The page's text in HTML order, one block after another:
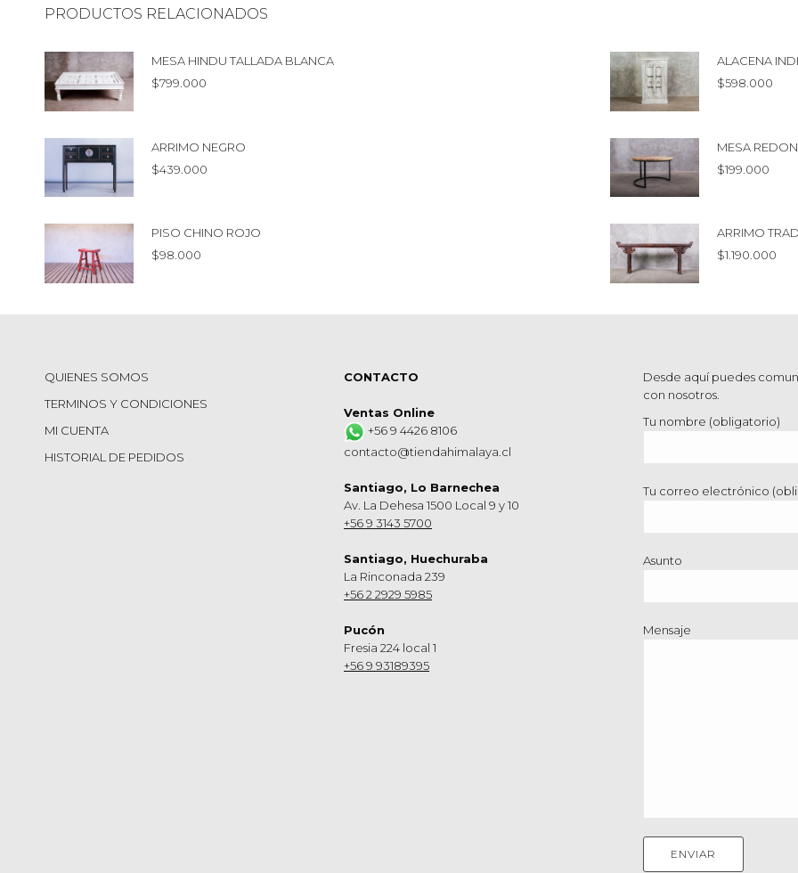
PRODUCTOS RELACIONADOS
MESA HINDU TALLADA BLANCA
$799.000
ALACENA
$598.000
ARRIMO NEGRO
$439.000
MESA
$199.000
PISO CHINO ROJO
$98.000
ARRIMO
$1.190.000
QUIENES SOMOS
TERMINOS Y CONDICIONES
MI CUENTA
HISTORIAL DE PEDIDOS
CONTACTO
Ventas Online
+56 9 4426 8106
contacto@tiendahimalaya.cl
Santiago, Lo Barnechea
Av. La Dehesa 1500 Local 9 y 10
+56 9 3143 5700
Santiago, Huechuraba
La Rinconada 239
+56 2 2929 5985
Pucón
Fresia 224 local 1
+56 9 93189395
Desde aquí puedes
con nosotros.
Tu nombre (obligatorio)
Tu correo electrónico
Asunto
Mensaje